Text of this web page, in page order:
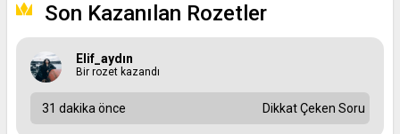
Son Kazanılan Rozetler
Elif_aydın
Bir rozet kazandı
31 dakika önce Dikkat Çeken Soru